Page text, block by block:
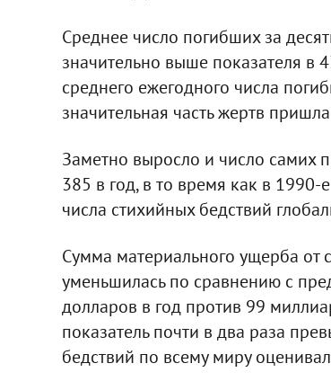
Среднее число погибших за
значительно выше показателя в
среднего ежегодного числа
значительная часть жертв
Заметно выросло и число самих
385 в год, в то время как в 1990-
числа стихийных бедствий
Сумма материального ущерба от
уменьшилась по сравнению с
долларов в год против 99
показатель почти в два раза
бедствий по всему миру